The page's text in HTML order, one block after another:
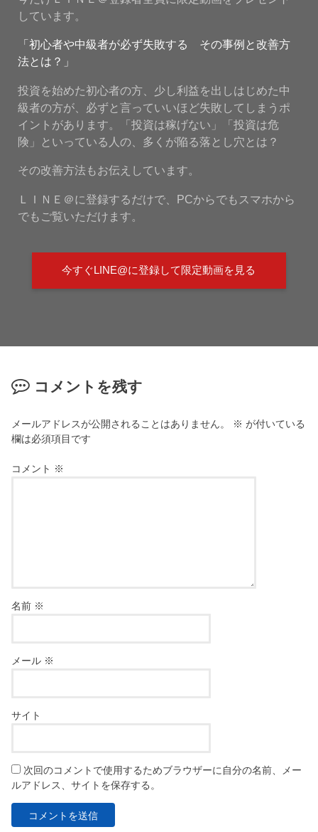
しています。
「初心者や中級者が必ず失敗する その事例と改善方
法とは？」
投資を始めた初心者の方、少し利益を出しはじめた中
級者の方が、必ずと言っていいほど失敗してしまうポ
イントがあります。「投資は稼げない」「投資は危
険」といっている人の、多くが陥る落とし穴とは？
その改善方法もお伝えしています。
ＬＩＮＥ＠に登録するだけで、PCからでもスマホから
でもご覧いただけます。
今すぐLINE@に登録して限定動画を見る
コメントを残す
メールアドレスが公開されることはありません。 ※ が付いている
欄は必須項目です
コメント ※
名前 ※
メール ※
サイト
次回のコメントで使用するためブラウザーに自分の名前、メー
ルアドレス、サイトを保存する。